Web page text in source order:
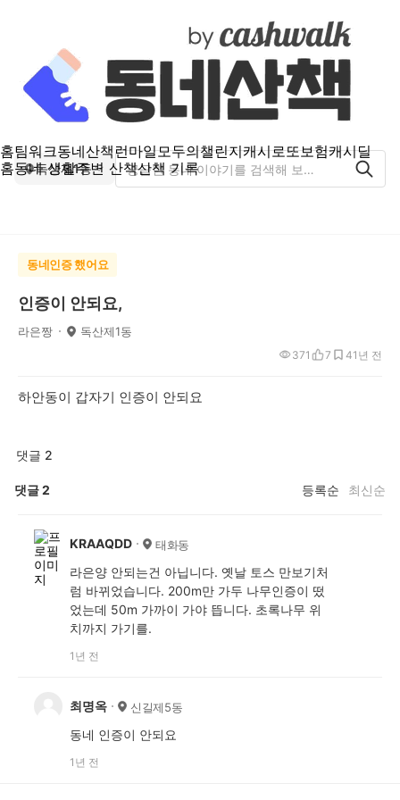
홈팀워크동네산책런마일모두의챌린지캐시로또보험캐시딜
홈동네 생활주변 산책산책 기록
독산제1동
동네인증 했어요
인증이 안되요,
라은짱 독산제1동
1년 전
371 7 4
하안동이 갑자기 인증이 안되요
댓글 2
댓글2 등록순 최신순
KRAAQDD 태화동
라은양 안되는건 아닙니다. 옛날 토스 만보기처
럼 바뀌었습니다. 200m만 가두 나무인증이 떴
었는데 50m 가까이 가야 뜹니다. 초록나무 위
치까지 가기를.
1년 전
최명옥 신길제5동
동네 인증이 안되요
1년 전